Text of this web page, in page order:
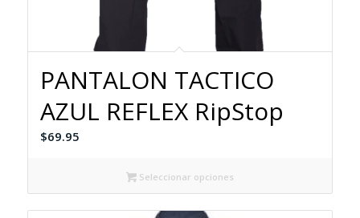
PANTALON TACTICO
AZUL REFLEX RipStop
$69.95
Seleccionar opciones